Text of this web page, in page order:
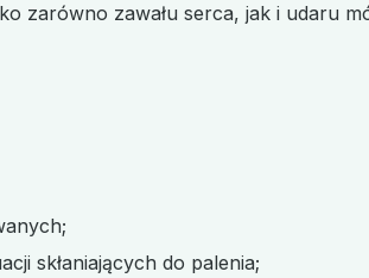
zawału serca, jak i udaru
skłaniających do palenia;